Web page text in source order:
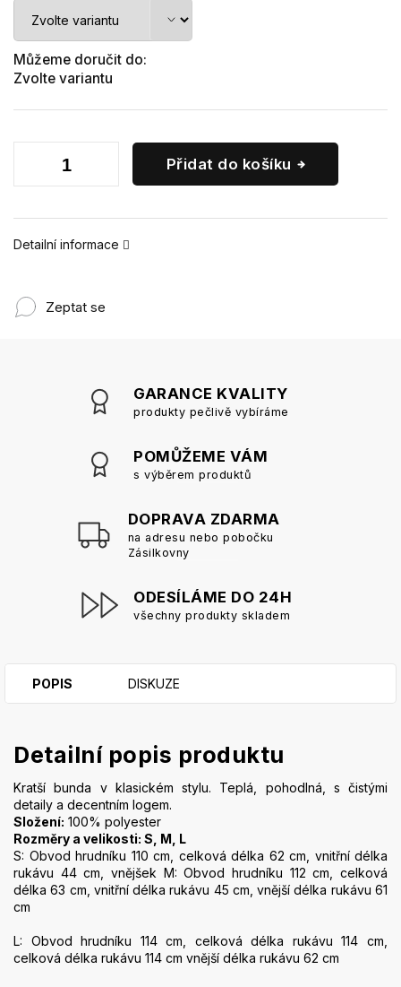
Můžeme doručit do:
Zvolte variantu
Přidat do košíku
Detailní informace
Zeptat se
GARANCE KVALITY
produkty pečlivě vybíráme
POMŮŽEME VÁM
s výběrem produktů
DOPRAVA ZDARMA
na adresu nebo pobočku
Zásilkovny
ODESÍLÁME DO 24H
všechny produkty skladem
POPIS DISKUZE
Detailní popis produktu
Kratší bunda v klasickém stylu. Teplá, pohodlná, s čistými
detaily a decentním logem.
Složení: 100% polyester
Rozměry a velikosti: S, M, L
S: Obvod hrudníku 110 cm, celková délka 62 cm, vnitřní délka
rukávu 44 cm, vnějšek M: Obvod hrudníku 112 cm, celková
délka 63 cm, vnitřní délka rukávu 45 cm, vnější délka rukávu 61
cm
L: Obvod hrudníku 114 cm, celková délka rukávu 114 cm,
celková délka rukávu 114 cm vnější délka rukávu 62 cm